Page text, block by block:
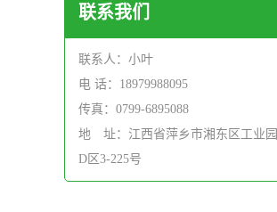
联系我们
联系人：小叶
电 话：18979988095
传真：0799-6895088
地 址：江西省萍乡市湘东区工业园
D区3-225号